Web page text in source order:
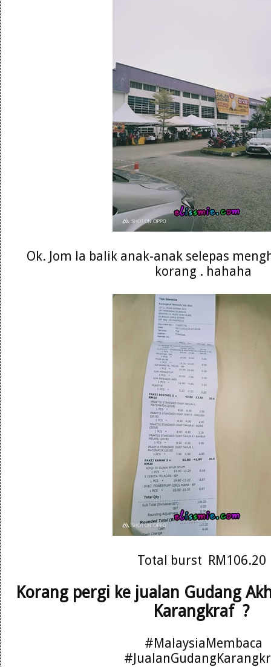
Ok. Jom la balik anak-anak selepas
korang . hahaha
Total burst RM106.20
Korang pergi ke jualan Gudang
Karangkraf ?
#MalaysiaMembaca